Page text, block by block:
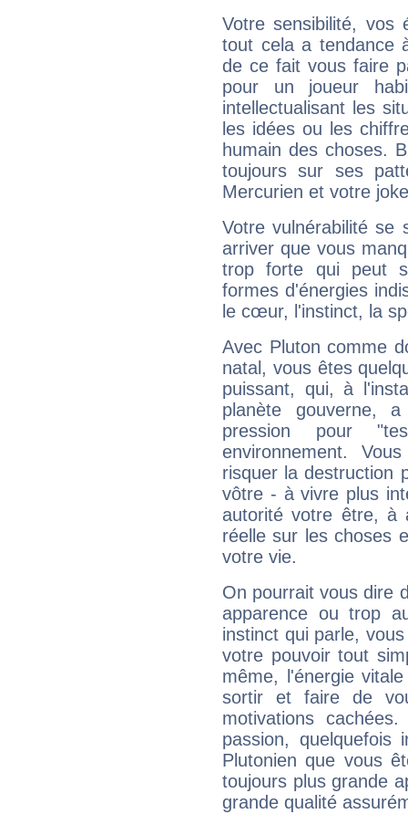
Votre sensibilité,
tout cela a tendance
de ce fait vous faire
pour un joueur
intellectualisant les
les idées ou les
humain des choses.
toujours sur ses
Mercurien et votre
Votre vulnérabilité se
arriver que vous
trop forte qui peut
formes d'énergies
le cœur, l'instinct, la
Avec Pluton comme
natal, vous êtes
puissant, qui, à
planète gouverne,
pression pour
environnement.
risquer la destruction
vôtre - à vivre plus
autorité votre être, à
réelle sur les choses
votre vie.
On pourrait vous dire
apparence ou trop
instinct qui parle,
votre pouvoir tout
même, l'énergie
sortir et faire de
motivations
passion, quelquefois
Plutonien que vous
toujours plus grande
grande qualité